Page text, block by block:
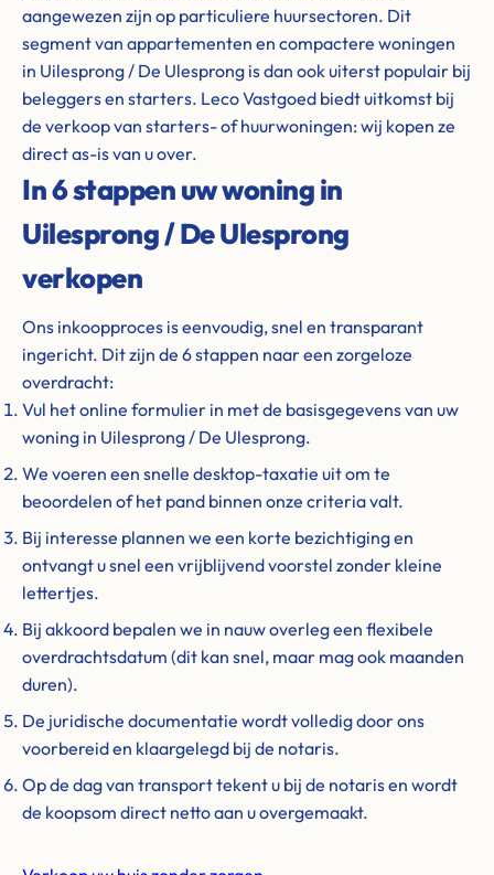
aangewezen zijn op particuliere huursectoren. Dit
segment van appartementen en compactere woningen
in Uilesprong / De Ulesprong is dan ook uiterst populair bij
beleggers en starters. Leco Vastgoed biedt uitkomst bij
de verkoop van starters- of huurwoningen: wij kopen ze
direct as-is van u over.
In 6 stappen uw woning in
Uilesprong / De Ulesprong
verkopen
Ons inkoopproces is eenvoudig, snel en transparant
ingericht. Dit zijn de 6 stappen naar een zorgeloze
overdracht:
Vul het online formulier in met de basisgegevens van uw
woning in Uilesprong / De Ulesprong.
We voeren een snelle desktop-taxatie uit om te
beoordelen of het pand binnen onze criteria valt.
Bij interesse plannen we een korte bezichtiging en
ontvangt u snel een vrijblijvend voorstel zonder kleine
lettertjes.
Bij akkoord bepalen we in nauw overleg een flexibele
overdrachtsdatum (dit kan snel, maar mag ook maanden
duren).
De juridische documentatie wordt volledig door ons
voorbereid en klaargelegd bij de notaris.
Op de dag van transport tekent u bij de notaris en wordt
de koopsom direct netto aan u overgemaakt.